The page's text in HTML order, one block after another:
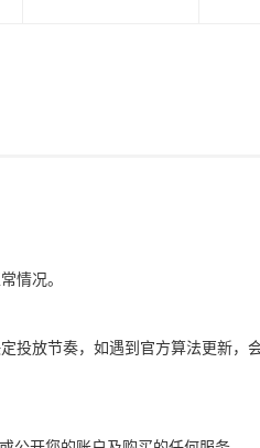
情况。
投放节奏，如遇到官方算法更新，